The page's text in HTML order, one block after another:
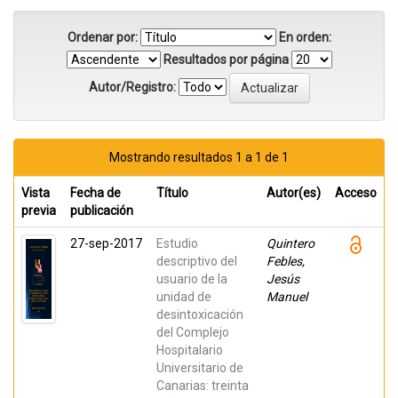
Ordenar por:
En orden:
Resultados por página
Autor/Registro:
Mostrando resultados 1 a 1 de 1
Vista
previa
Fecha de
publicación
Título Autor(es) Acceso
27-sep-2017
Estudio
descriptivo del
usuario de la
unidad de
desintoxicación
del Complejo
Hospitalario
Universitario de
Canarias: treinta
Quintero
Febles,
Jesús
Manuel